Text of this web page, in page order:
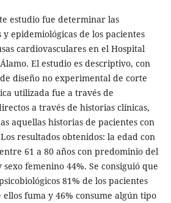
estudio fue determinar las
epidemiológicas de los pacientes
cardiovasculares en el Hospital
El estudio es descriptivo, con
diseño no experimental de corte
utilizada fue a través de
a través de historias clínicas,
aquellas historias de pacientes con
resultados obtenidos: la edad con
61 a 80 años con predominio del
sexo femenino 44%. Se consiguió que
81% de los pacientes
ellos fuma y 46% consume algún tipo